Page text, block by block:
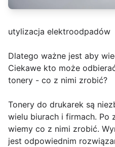
utylizacja elektroodpadów
Dlatego ważne jest aby
Ciekawe kto może
tonery - co z nimi zrobić?
Tonery do drukarek są
wielu biurach i firmach. Po
wiemy co z nimi zrobić.
jest odpowiednim